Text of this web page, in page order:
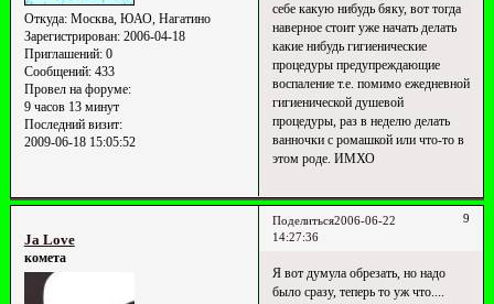
Откуда:Москва, ЮАО, Нагатино
Зарегистрирован: 2006-04-18
Приглашений:0
Сообщений:433
Провел на форуме:
9 часов 13 минут
Последний визит:
2009-06-18 15:05:52
себе какую нибудь бяку, вот тогда
наверное стоит уже начать делать
какие нибудь гигиенические
процедуры предупреждающие
воспаление т.е. помимо ежедневной
гигиенической душевой
процедуры, раз в неделю делать
ванночки с ромашкой или что-то в
этом роде. ИМХО
Поделиться 9
2006-06-22
14:27:36
Ja Love
комета
Я вот думула обрезать, но надо
было сразу, теперь то уж что....